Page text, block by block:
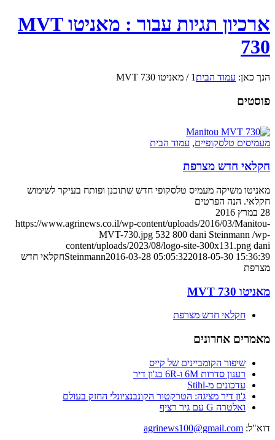
ארכיון תגיות עבור : מאניטו MVT
730
הנך כאן: עמוד הבית1
/ מאניטו MVT 730
פוסטים
מעמיסים טלסקופיים, עמוד הבית
חקלאי חדש מצרפת
מאניטו משיקה מעמיס טלסקופי חדש שתוכנן ופותח בעיקר לשימוש
חקלאי. הנה הפרטים
28 במרץ 2016
https://www.agrinews.co.il/wp-content/uploads/2016/03/Manitou-
MVT-730.jpg 532 800 dani Steinmann /wp-
content/uploads/2023/08/logo-site-300x131.png dani
Steinmann2016-03-28 05:05:322018-05-30 15:36:39
חקלאי חדש
מצרפת
מאניטו MVT 730
חקלאי חדש מצרפת
מאמרים אחרונים
שיפור הקומביינים של קייס
רענון סדרות 6M ו-6R בג'ון דיר
עדכונים מ-Stihl
ג'ון דיר מציגה: הטרקטור הקונבנציונלי החזק בעולם
ואלטרה G עם גיר רציף
דוא"ל: agrinews100@gmail.com